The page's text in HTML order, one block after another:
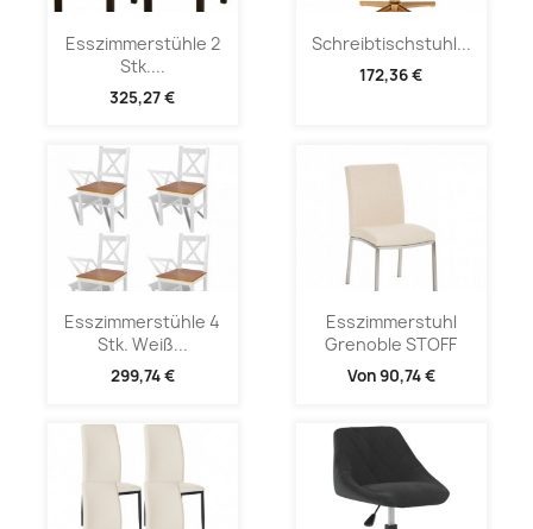
Esszimmerstühle 2
Stk....
325,27 €
Schreibtischstuhl...
172,36 €
Esszimmerstühle 4
Stk. Weiß...
299,74 €
Esszimmerstuhl
Grenoble STOFF
Von90,74 €